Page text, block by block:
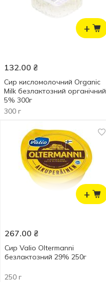
+
132.00 ₴
Сир кисломолочний Organic
Milk безлактозний органічний
5% 300г
300 г
+
267.00 ₴
Сир Valio Oltermanni
безлактозний 29% 250г
250 г